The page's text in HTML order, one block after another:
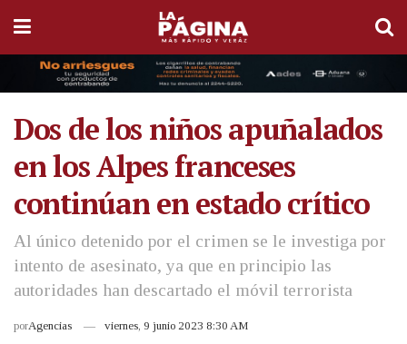
Dos de los niños apuñalados
en los Alpes franceses
continúan en estado crítico
Al único detenido por el crimen se le investiga por
intento de asesinato, ya que en principio las
autoridades han descartado el móvil terrorista
porAgencias viernes, 9 junio 2023 8:30 AM